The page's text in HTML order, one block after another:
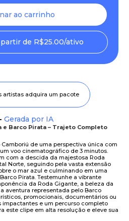
ao carrinho
de R$25.00/ativo
artistas adquira um pacote
Gerada por IA
e Barco Pirata – Trajeto Completo
de uma perspectiva única com
voo cinematográfico de 3 minutos.
com a descida da majestosa Roda
Norte, seguindo pela vasta extensão
o mar azul e culminando em uma
Pirata. Testemunhe a vibrante
da Roda Gigante, a beleza da
aventura representada pelo Barco
promocionais, documentários ou
impactantes e um percurso completo
este clipe em alta resolução e eleve sua